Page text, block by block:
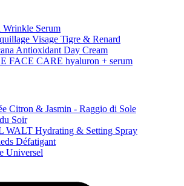
Serum
Visage Tigre & Renard
Antioxidant Day Cream
FACE CARE hyaluron + serum
Citron & Jasmin - Raggio di Sole
Soir
WALT Hydrating & Setting Spray
Défatigant
Universel